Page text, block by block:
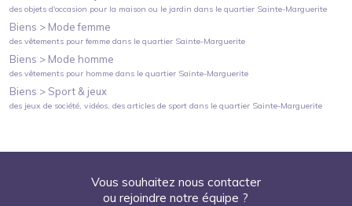
des objets d'occasion pour la maison ou le jardin dans le quartier Sainte-Marguerite
Biens > Mode femme
des vêtements pour femme dans le quartier Sainte-Marguerite
Biens > Mode homme
des vêtements pour homme dans le quartier Sainte-Marguerite
Biens > Sport & jeux
des jeux de société, vidéos, des articles de sport dans le quartier Sainte-Marguerite
Vous souhaitez nous contacter
ou rejoindre notre équipe ?